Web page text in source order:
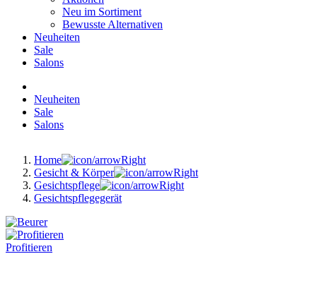
Neu im Sortiment
Bewusste Alternativen
Neuheiten
Sale
Salons
Neuheiten
Sale
Salons
Home
Gesicht & Körper
Gesichtspflege
Gesichtspflegegerät
Profitieren